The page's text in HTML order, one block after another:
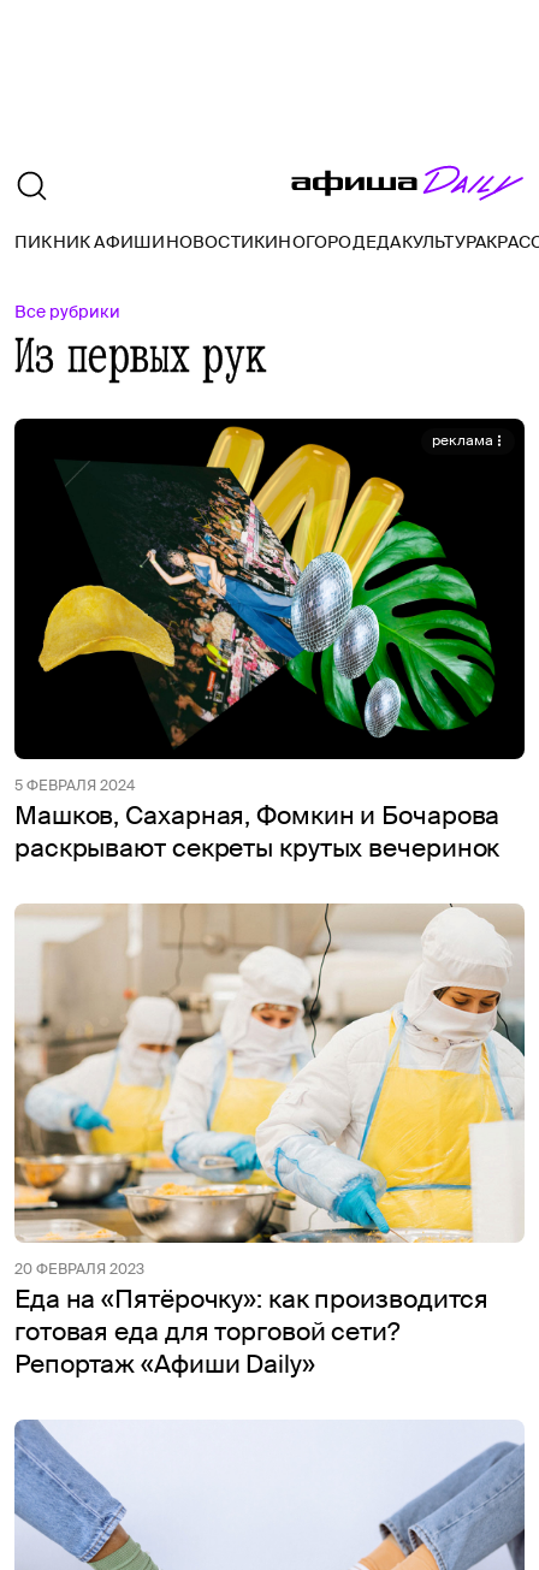
ПИКНИК АФИШИНОВОСТИКИНОГОРОДЕДАКУЛЬТУРА
Все рубрики
Из первых рук
реклама
5 ФЕВРАЛЯ 2024
Машков, Сахарная, Фомкин и Бочарова
раскрывают секреты крутых вечеринок
20 ФЕВРАЛЯ 2023
Еда на «Пятёрочку»: как производится
готовая еда для торговой сети?
Репортаж «Афиши Daily»